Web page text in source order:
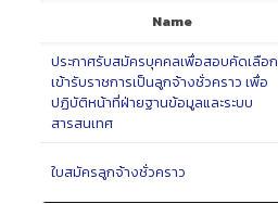
Name
ประกาศรับสมัครบุคคลเพื่อสอบคัดเลือก
เข้ารับราชการเป็นลูกจ้างชั่วคราว เพื่อ
ปฏิบัติหน้าที่ฝ่ายฐานข้อมูลและระบบ
สารสนเทศ
ใบสมัครลูกจ้างชั่วคราว